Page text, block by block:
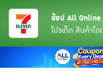
ช้อป All Online
โปรเด็ด สินค้าโ